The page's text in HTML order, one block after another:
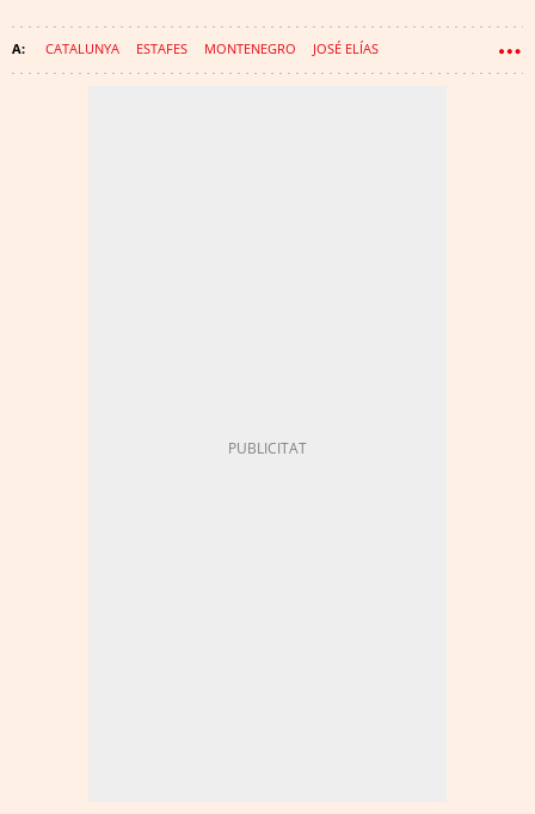
CATALUNYA ESTAFES MONTENEGRO JOSÉ ELÍAS